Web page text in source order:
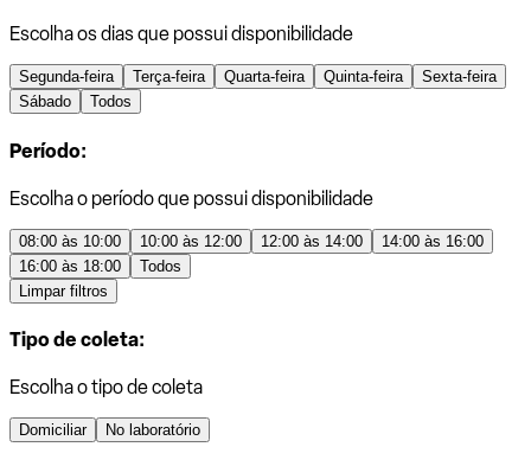
Escolha os dias que possui disponibilidade
Segunda-feira Terça-feira Quarta-feira Quinta-feira
Sexta-feira
Sábado
Todos
Período:
Escolha o período que possui disponibilidade
08:00 às 10:00 10:00 às 12:00 12:00 às 14:00
14:00 às 16:00
16:00 às 18:00
Todos
Limpar filtros
Tipo de coleta:
Escolha o tipo de coleta
Domiciliar No laboratório